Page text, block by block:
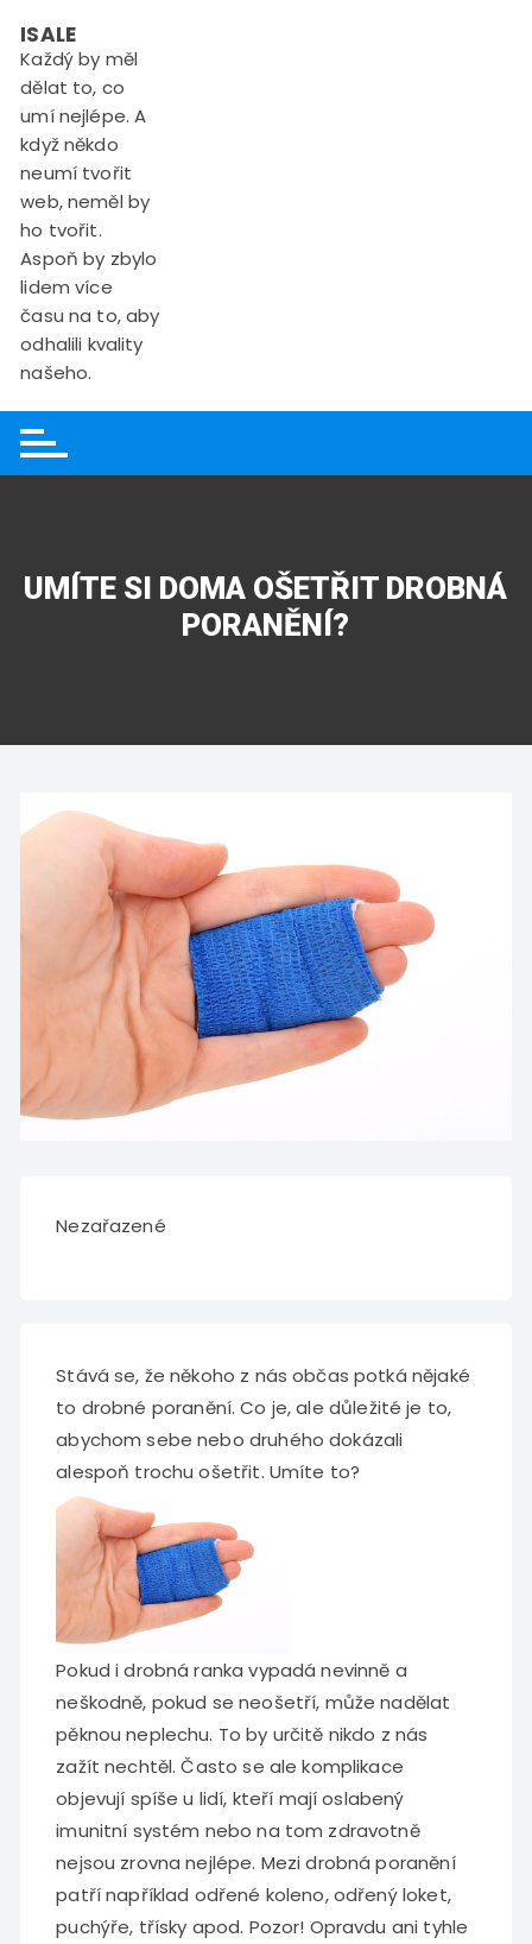
content
ISALE
Každý by měl
dělat to, co
umí nejlépe. A
když někdo
neumí tvořit
web, neměl by
ho tvořit.
Aspoň by zbylo
lidem více
času na to, aby
odhalili kvality
našeho.
UMÍTE SI DOMA OŠETŘIT DROBNÁ
PORANĚNÍ?
Nezařazené
Stává se, že někoho z nás občas potká nějaké
to drobné poranění. Co je, ale důležité je to,
abychom sebe nebo druhého dokázali
alespoň trochu ošetřit. Umíte to?
Pokud i drobná ranka vypadá nevinně a
neškodně, pokud se neošetří, může nadělat
pěknou neplechu. To by určitě nikdo z nás
zažít nechtěl. Často se ale komplikace
objevují spíše u lidí, kteří mají oslabený
imunitní systém nebo na tom zdravotně
nejsou zrovna nejlépe. Mezi drobná poranění
patří například odřené koleno, odřený loket,
puchýře, třísky apod. Pozor! Opravdu ani tyhle